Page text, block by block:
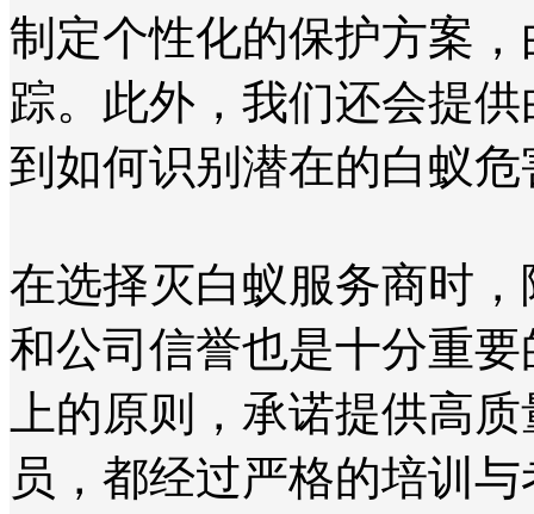
制定个性化的保护方案
踪。此外，我们还会提
到如何识别潜在的白蚁
在选择灭白蚁服务商时
和公司信誉也是十分重
上的原则，承诺提供高
员，都经过严格的培训